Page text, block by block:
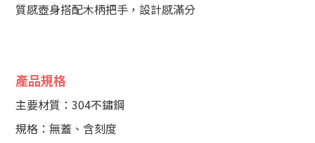
質感壺身搭配木柄把手，設計感滿分
產品規格
主要材質：304不鏽鋼
規格：無蓋、含刻度